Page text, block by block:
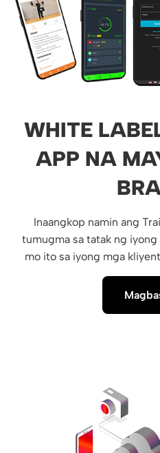
WHITE
APP NA
Inaangkop namin ang
tumugma sa tatak ng
mo ito sa iyong mga